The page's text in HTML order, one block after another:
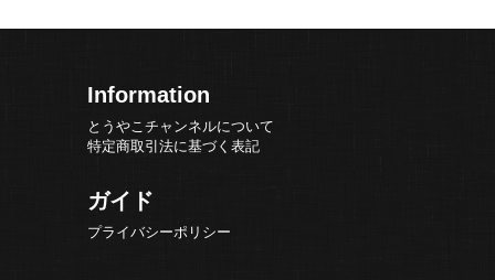
Information
とうやこチャンネルについて
特定商取引法に基づく表記
ガイド
プライバシーポリシー